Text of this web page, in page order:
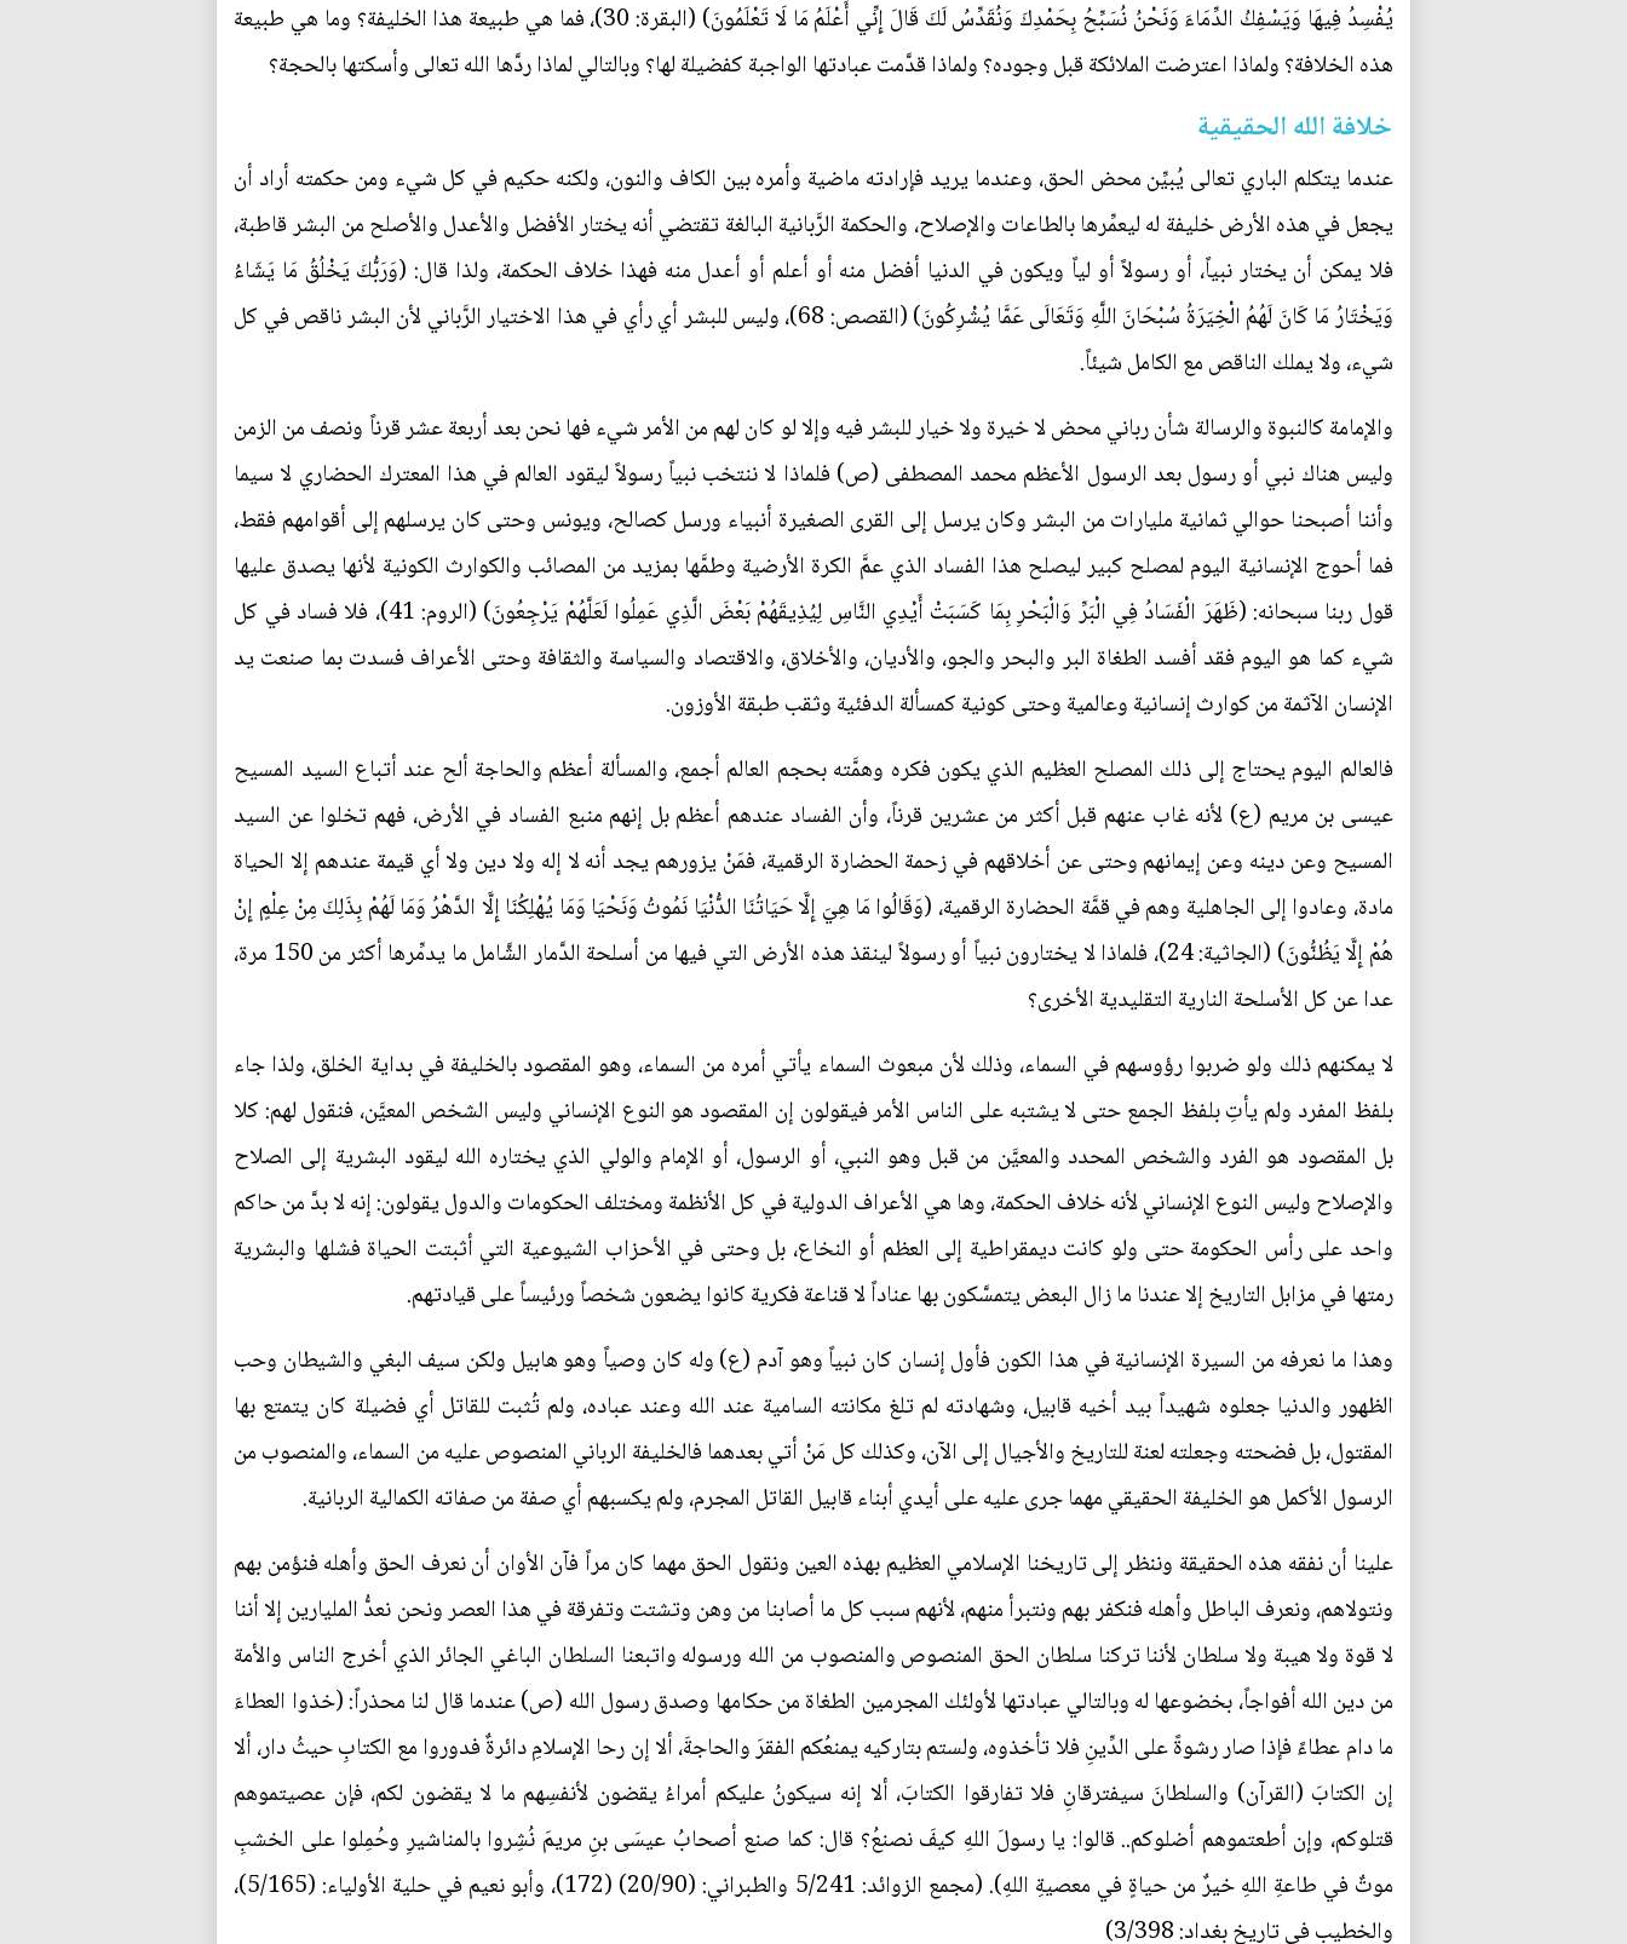
يُفْسِدُ فِيهَا وَيَسْفِكُ الدِّمَاءَ وَنَحْنُ نُسَبِّحُ بِحَمْدِكَ وَنُقَدِّسُ لَكَ قَالَ إِنِّي أَعْلَمُ مَا لَا تَعْلَمُونَ) (البقرة: 30)، فما هي طبيعة هذا الخليفة؟ وما هي طبيعة
هذه الخلافة؟ ولماذا اعترضت الملائكة قبل وجوده؟ ولماذا قدَّمت عبادتها الواجبة كفضيلة لها؟ وبالتالي لماذا ردَّها الله تعالى وأسكتها بالحجة؟
خلافة الله الحقيقية
عندما يتكلم الباري تعالى يُبيِّن محض الحق، وعندما يريد فإرادته ماضية وأمره بين الكاف والنون، ولكنه حكيم في كل شيء ومن حكمته أراد أن
يجعل في هذه الأرض خليفة له ليعمِّرها بالطاعات والإصلاح، والحكمة الرَّبانية البالغة تقتضي أنه يختار الأفضل والأعدل والأصلح من البشر قاطبة،
فلا يمكن أن يختار نبياً، أو رسولاً أو لياً ويكون في الدنيا أفضل منه أو أعلم أو أعدل منه فهذا خلاف الحكمة، ولذا قال: (وَرَبُّكَ يَخْلُقُ مَا يَشَاءُ
وَيَخْتَارُ مَا كَانَ لَهُمُ الْخِيَرَةُ سُبْحَانَ اللَّهِ وَتَعَالَى عَمَّا يُشْرِكُونَ) (القصص: 68)، وليس للبشر أي رأي في هذا الاختيار الرَّباني لأن البشر ناقص في كل
شيء، ولا يملك الناقص مع الكامل شيئاً.
والإمامة كالنبوة والرسالة شأن رباني محض لا خيرة ولا خيار للبشر فيه وإلا لو كان لهم من الأمر شيء فها نحن بعد أربعة عشر قرناً ونصف من الزمن
وليس هناك نبي أو رسول بعد الرسول الأعظم محمد المصطفى (ص) فلماذا لا ننتخب نبياً رسولاً ليقود العالم في هذا المعترك الحضاري لا سيما
وأننا أصبحنا حوالي ثمانية مليارات من البشر وكان يرسل إلى القرى الصغيرة أنبياء ورسل كصالح، ويونس وحتى كان يرسلهم إلى أقوامهم فقط،
فما أحوج الإنسانية اليوم لمصلح كبير ليصلح هذا الفساد الذي عمَّ الكرة الأرضية وطمَّها بمزيد من المصائب والكوارث الكونية لأنها يصدق عليها
قول ربنا سبحانه: (ظَهَرَ الْفَسَادُ فِي الْبَرِّ وَالْبَحْرِ بِمَا كَسَبَتْ أَيْدِي النَّاسِ لِيُذِيقَهُمْ بَعْضَ الَّذِي عَمِلُوا لَعَلَّهُمْ يَرْجِعُونَ) (الروم: 41)، فلا فساد في كل
شيء كما هو اليوم فقد أفسد الطغاة البر والبحر والجو، والأديان، والأخلاق، والاقتصاد والسياسة والثقافة وحتى الأعراف فسدت بما صنعت يد
الإنسان الآثمة من كوارث إنسانية وعالمية وحتى كونية كمسألة الدفئية وثقب طبقة الأوزون.
فالعالم اليوم يحتاج إلى ذلك المصلح العظيم الذي يكون فكره وهمَّته بحجم العالم أجمع، والمسألة أعظم والحاجة ألح عند أتباع السيد المسيح
عيسى بن مريم (ع) لأنه غاب عنهم قبل أكثر من عشرين قرناً، وأن الفساد عندهم أعظم بل إنهم منبع الفساد في الأرض، فهم تخلوا عن السيد
المسيح وعن دينه وعن إيمانهم وحتى عن أخلاقهم في زحمة الحضارة الرقمية، فمَنْ يزورهم يجد أنه لا إله ولا دين ولا أي قيمة عندهم إلا الحياة
مادة، وعادوا إلى الجاهلية وهم في قمَّة الحضارة الرقمية، (وَقَالُوا مَا هِيَ إِلَّا حَيَاتُنَا الدُّنْيَا نَمُوتُ وَنَحْيَا وَمَا يُهْلِكُنَا إِلَّا الدَّهْرُ وَمَا لَهُمْ بِذَلِكَ مِنْ عِلْمٍ إِنْ
هُمْ إِلَّا يَظُنُّونَ) (الجاثية: 24)، فلماذا لا يختارون نبياً أو رسولاً لينقذ هذه الأرض التي فيها من أسلحة الدَّمار الشَّامل ما يدمِّرها أكثر من 150 مرة،
عدا عن كل الأسلحة النارية التقليدية الأخرى؟
لا يمكنهم ذلك ولو ضربوا رؤوسهم في السماء، وذلك لأن مبعوث السماء يأتي أمره من السماء، وهو المقصود بالخليفة في بداية الخلق، ولذا جاء
بلفظ المفرد ولم يأتِ بلفظ الجمع حتى لا يشتبه على الناس الأمر فيقولون إن المقصود هو النوع الإنساني وليس الشخص المعيَّن، فنقول لهم: كلا
بل المقصود هو الفرد والشخص المحدد والمعيَّن من قبل وهو النبي، أو الرسول، أو الإمام والولي الذي يختاره الله ليقود البشرية إلى الصلاح
والإصلاح وليس النوع الإنساني لأنه خلاف الحكمة، وها هي الأعراف الدولية في كل الأنظمة ومختلف الحكومات والدول يقولون: إنه لا بدَّ من حاكم
واحد على رأس الحكومة حتى ولو كانت ديمقراطية إلى العظم أو النخاع، بل وحتى في الأحزاب الشيوعية التي أثبتت الحياة فشلها والبشرية
رمتها في مزابل التاريخ إلا عندنا ما زال البعض يتمسَّكون بها عناداً لا قناعة فكرية كانوا يضعون شخصاً ورئيساً على قيادتهم.
وهذا ما نعرفه من السيرة الإنسانية في هذا الكون فأول إنسان كان نبياً وهو آدم (ع) وله كان وصياً وهو هابيل ولكن سيف البغي والشيطان وحب
الظهور والدنيا جعلوه شهيداً بيد أخيه قابيل، وشهادته لم تلغ مكانته السامية عند الله وعند عباده، ولم تُثبت للقاتل أي فضيلة كان يتمتع بها
المقتول، بل فضحته وجعلته لعنة للتاريخ والأجيال إلى الآن، وكذلك كل مَنْ أتي بعدهما فالخليفة الرباني المنصوص عليه من السماء، والمنصوب من
الرسول الأكمل هو الخليفة الحقيقي مهما جرى عليه على أيدي أبناء قابيل القاتل المجرم، ولم يكسبهم أي صفة من صفاته الكمالية الربانية.
علينا أن نفقه هذه الحقيقة وننظر إلى تاريخنا الإسلامي العظيم بهذه العين ونقول الحق مهما كان مراً فآن الأوان أن نعرف الحق وأهله فنؤمن بهم
ونتولاهم، ونعرف الباطل وأهله فنكفر بهم ونتبرأ منهم، لأنهم سبب كل ما أصابنا من وهن وتشتت وتفرقة في هذا العصر ونحن نعدُّ المليارين إلا أننا
لا قوة ولا هيبة ولا سلطان لأننا تركنا سلطان الحق المنصوص والمنصوب من الله ورسوله واتبعنا السلطان الباغي الجائر الذي أخرج الناس والأمة
من دين الله أفواجاً، بخضوعها له وبالتالي عبادتها لأولئك المجرمين الطغاة من حكامها وصدق رسول الله (ص) عندما قال لنا محذراً: (خذوا العطاءَ
ما دام عطاءً فإذا صار رشوةً على الدِّينِ فلا تأخذوه، ولستم بتاركيه يمنعُكم الفقرَ والحاجةَ، ألا إن رحا الإسلامِ دائرةٌ فدوروا مع الكتابِ حيثُ دار، ألا
إن الكتابَ (القرآن) والسلطانَ سيفترقانِ فلا تفارقوا الكتابَ، ألا إنه سيكونُ عليكم أمراءُ يقضون لأنفسِهم ما لا يقضون لكم، فإن عصيتموهم
قتلوكم، وإن أطعتموهم أضلوكم.. قالوا: يا رسولَ اللهِ كيفَ نصنعُ؟ قال: كما صنع أصحابُ عيسَى بنِ مريمَ نُشِروا بالمناشيرِ وحُمِلوا على الخشبِ
موتٌ في طاعةِ اللهِ خيرٌ من حياةٍ في معصيةِ اللهِ). (مجمع الزوائد: 5/241 والطبراني: (20/90) (172)، وأبو نعيم في حلية الأولياء: (5/165)،
والخطيب في تاريخ بغداد: 3/398)